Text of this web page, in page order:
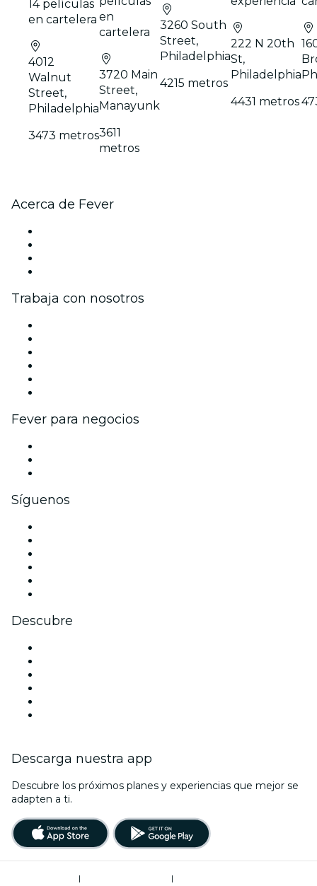
14 películas
en cartelera
4012
Walnut
Street,
Philadelphia
3473 metros
en
cartelera
3720 Main
Street,
Manayunk
3611
metros
3260 South
Street,
Philadelphia
4215 metros
222 N 20th
St,
Philadelphia
4431 metros
Acerca de Fever
Trabaja con nosotros
Fever para negocios
Síguenos
Descubre
Descarga nuestra app
Descubre los próximos planes y experiencias que mejor se
adapten a ti.
|
|